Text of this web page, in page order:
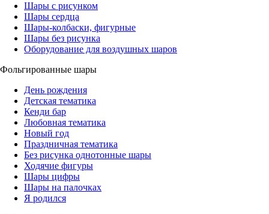
Шары с рисунком
Шары сердца
Шары-колбаски, фигурные
Шары без рисунка
Оборудование для воздушных шаров
Фольгированные шары
День рождения
Детская тематика
Кенди бар
Любовная тематика
Новый год
Праздничная тематика
Без рисунка однотонные шары
Ходячие фигуры
Шары цифры
Шары на палочках
Я родился